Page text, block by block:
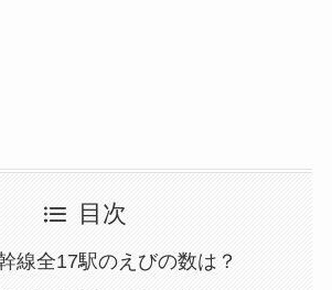
目次
線全17駅のえびの数は？